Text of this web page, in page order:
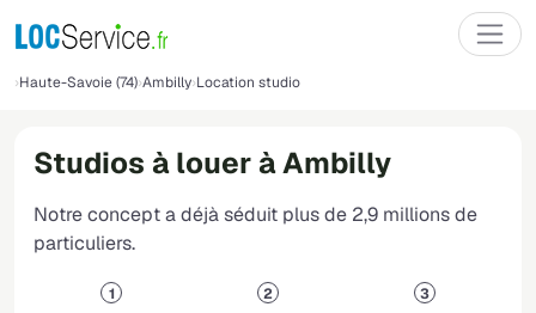
Haute-Savoie (74) Ambilly Location studio
Studios à louer à Ambilly
Notre concept a déjà séduit plus de 2,9 millions de
particuliers.